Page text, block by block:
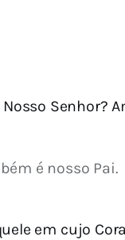
Senhor?
é nosso Pai.
em cujo